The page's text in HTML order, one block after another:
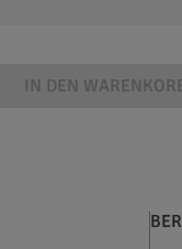
IN DEN